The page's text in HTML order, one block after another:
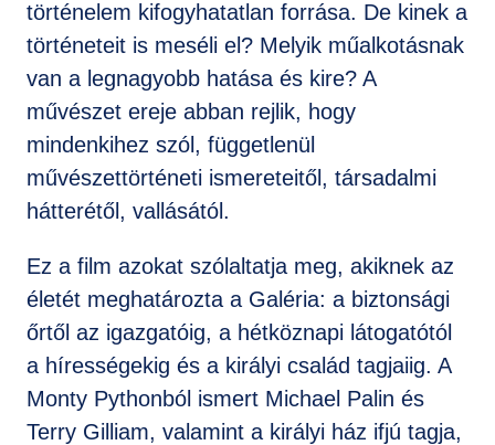
történelem kifogyhatatlan forrása. De kinek a
történeteit is meséli el? Melyik műalkotásnak
van a legnagyobb hatása és kire? A
művészet ereje abban rejlik, hogy
mindenkihez szól, függetlenül
művészettörténeti ismereteitől, társadalmi
hátterétől, vallásától.
Ez a film azokat szólaltatja meg, akiknek az
életét meghatározta a Galéria: a biztonsági
őrtől az igazgatóig, a hétköznapi látogatótól
a hírességekig és a királyi család tagjaiig. A
Monty Pythonból ismert Michael Palin és
Terry Gilliam, valamint a királyi ház ifjú tagja,